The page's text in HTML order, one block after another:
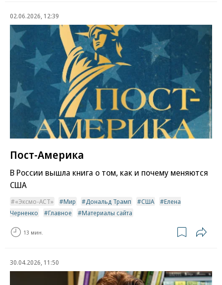
02.06.2026, 12:39
Пост-Америка
В России вышла книга о том, как и почему меняются
США
«Эксмо-АСТ» Мир Дональд Трамп США
Елена
Черненко
Главное Материалы сайта
13 мин.
30.04.2026, 11:50